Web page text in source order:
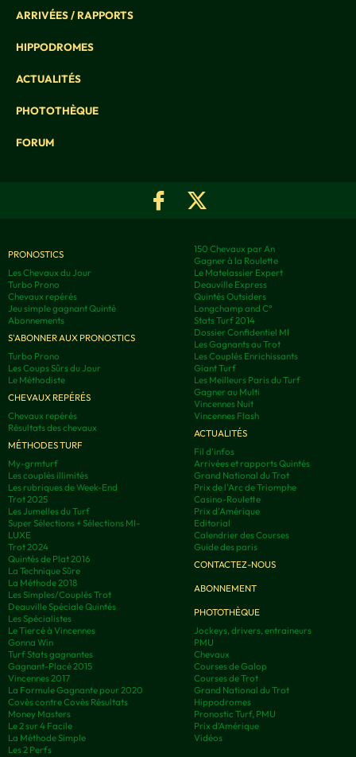
ARRIVÉES / RAPPORTS
HIPPODROMES
ACTUALITÉS
PHOTOTHÈQUE
FORUM
PRONOSTICS
Les Chevaux du Jour
Turbo Prono
Chevaux repérés
Jeu simple gagnant Quinté
Abonnements
S'ABONNER AUX PRONOSTICS
Turbo Prono
Les Coups Sûrs du Jour
Le Méthodiste
CHEVAUX REPÉRÉS
Chevaux repérés
Résultats des chevaux
MÉTHODES TURF
My-grmturf
Les couplés illimités
Les rubriques de Week-End
Trot 2025
Les Jumelles du Turf
Super Sélections + Sélections MI-
LUXE
Trot 2024
Quintés de Plat 2016
La Technique Sûre
La Méthode 2018
Les Simples/Couplés Trot
Deauville Spéciale Quintés
Les Spécialistes
Le Tiercé à Vincennes
Gonna Win
Turf Stats gagnantes
Gagnant-Placé 2015
Vincennes 2017
La Formule Gagnante pour 2020
Covès contre Covès Résultats
Money Masters
Le 2 sur 4 Facile
La Méthode Simple
Les 2 Perfs
150 Chevaux par An
Gagner à la Roulette
Le Matelassier Expert
Deauville Express
Quintés Outsiders
Longchamp and C°
Stats Turf 2014
Dossier Confidentiel MI
Les Gagnants au Trot
Les Couplés Enrichissants
Giant Turf
Les Meilleurs Paris du Turf
Gagner au Multi
Vincennes Nuit
Vincennes Flash
ACTUALITÉS
Fil d'infos
Arrivées et rapports Quintés
Grand National du Trot
Prix de l'Arc de Triomphe
Casino-Roulette
Prix d'Amérique
Editorial
Calendrier des Courses
Guide des paris
CONTACTEZ-NOUS
ABONNEMENT
PHOTOTHÈQUE
Jockeys, drivers, entraineurs
PMU
Chevaux
Courses de Galop
Courses de Trot
Grand National du Trot
Hippodromes
Pronostic Turf, PMU
Prix d’Amérique
Vidéos